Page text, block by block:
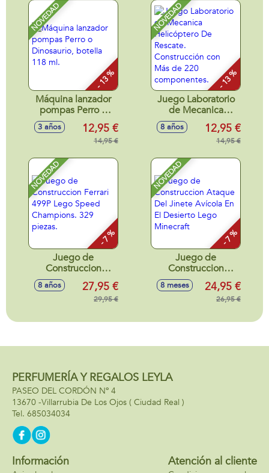
NOVEDAD
- 13 %
Máquina lanzador
pompas Perro o
Dinosaurio, botella
118 ml.
3 años 12,95 €
14,95 €
NOVEDAD
- 13 %
Juego Laboratorio
de Mecanica
Helicóptero De
Rescate.
Construcción con
componentes.
8 años 12,95 €
14,95 €
NOVEDAD
- 7 %
Juego de
Construccion
Ferrari 499P Lego
Speed Champions.
329 piezas.
8 años 27,95 €
29,95 €
NOVEDAD
- 7 %
Juego de
Construccion
Ataque Del Jinete
Avícola En El
Desierto Lego
8 meses 24,95 €
26,95 €
PERFUMERÍA Y REGALOS LEYLA
PASEO DEL CORDÓN Nº 4
13670 -Villarrubia De Los Ojos ( Ciudad Real )
685034034
Información Atención al cliente